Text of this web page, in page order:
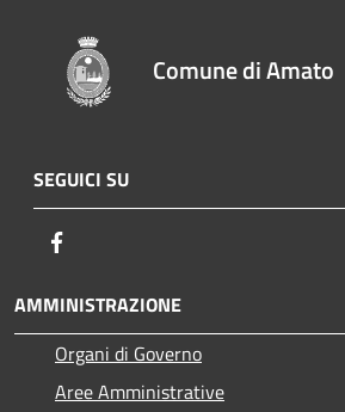
Comune di Amato
SEGUICI SU
AMMINISTRAZIONE
Organi di Governo
Aree Amministrative